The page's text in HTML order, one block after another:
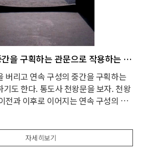
연속 구성의 중간을 구획하는 관문으로 작용하는 산문
버리고 연속 구성의 중간을 구획하는
기도 한다. 통도사 천왕문을 보자. 천왕
전과 이후로 이어지는 연속 구성의 중
히 닫히는 문은 연속성을 가로막기 때
을 유지한다. 문은 구멍만 뚫어놓은 상
인사 장경각의 문을 보자. 연속 공간은
을 이룬다. 문은 중첩
자세히보기